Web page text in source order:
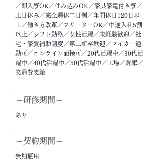
／即入寮OK／住み込みOK／家具家電付き寮／
土日休み／完全週休二日制／年間休日120日以
上／働き方改革／フリーターOK／中途入社5割
以上／シフト勤務／女性活躍／未経験歓迎／社
宅・家賃補助制度／第二新卒歓迎／マイカー通
勤可／オンライン面接可／20代活躍中／30代活
躍中／40代活躍中／50代活躍中／工場／倉庫／
交通費支給
＝​研修期間＝
あり
＝契約期間＝
無期雇用